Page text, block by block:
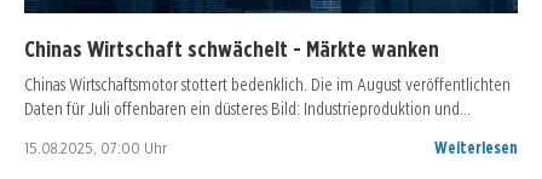
Chinas Wirtschaft schwächelt - Märkte wanken
Chinas Wirtschaftsmotor stottert bedenklich. Die im August veröffentlichten
Daten für Juli offenbaren ein düsteres Bild: Industrieproduktion und…
15.08.2025, 07:00 Uhr Weiterlesen